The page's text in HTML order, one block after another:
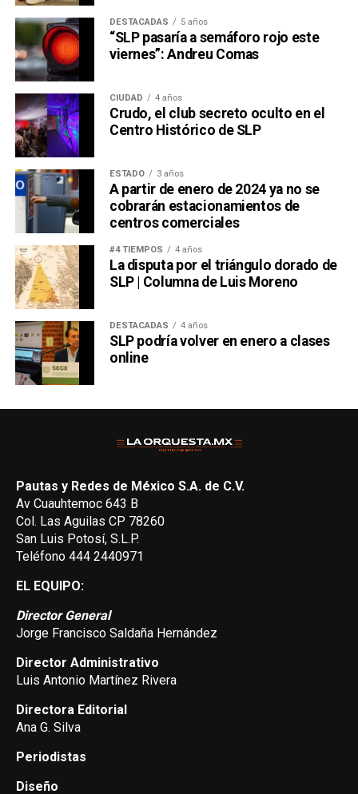
DESTACADAS 5 años
“SLP pasaría a semáforo rojo este
viernes”: Andreu Comas
CIUDAD 4 años
Crudo, el club secreto oculto en el
Centro Histórico de SLP
ESTADO 3 años
A partir de enero de 2024 ya no se
cobrarán estacionamientos de
centros comerciales
#4 TIEMPOS 4 años
La disputa por el triángulo dorado de
SLP | Columna de Luis Moreno
DESTACADAS 4 años
SLP podría volver en enero a clases
online
Pautas y Redes de México S.A. de C.V.
Av Cuauhtemoc 643 B
Col. Las Aguilas CP 78260
San Luis Potosí, S.L.P.
Teléfono 444 2440971
EL EQUIPO:
Director General
Jorge Francisco Saldaña Hernández
Director Administrativo
Luis Antonio Martínez Rivera
Directora Editorial
Ana G. Silva
Periodistas
Diseño